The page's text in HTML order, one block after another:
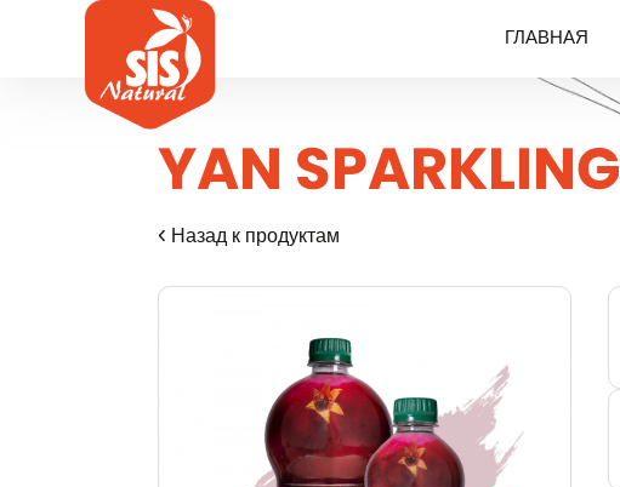
ГЛАВНАЯ
YAN SPARKLING
Назад к продуктам